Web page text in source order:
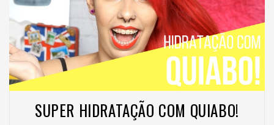
SUPER HIDRATAÇÃO COM QUIABO!